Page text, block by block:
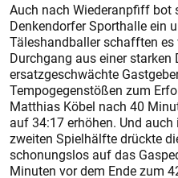
Auch nach Wiederanpfiff bot
Denkendorfer Sporthalle ein
Täleshandballer schafften
Durchgang aus einer starken
ersatzgeschwächte
Tempogegenstößen zum
Matthias Köbel nach 40
auf 34:17 erhöhen. Und
zweiten Spielhälfte drückte
schonungslos auf das
Minuten vor dem Ende zum